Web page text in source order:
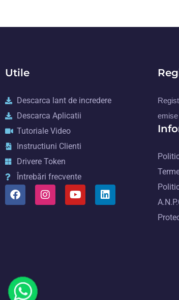
Utile
Descarca lant de incredere
Descarca Aplicatii
Tutoriale Video
Instructiuni Clienti
Drivere Token
Întrebări frecvente
emise